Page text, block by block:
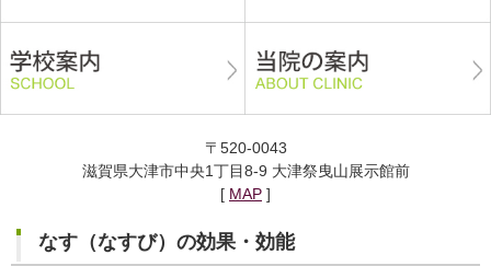
〒520-0043
滋賀県大津市中央1丁目8-9 大津祭曳山展示館前
[ MAP ]
なす（なすび）の効果・効能